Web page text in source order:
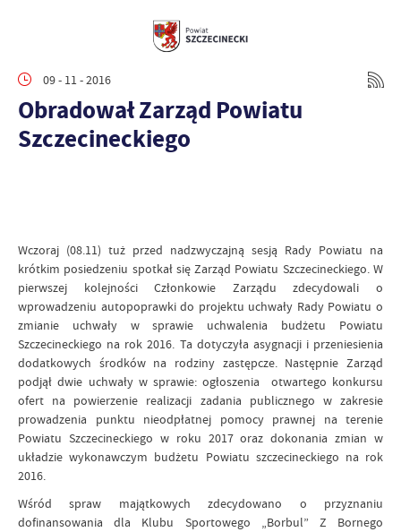
09 - 11 - 2016
Obradował Zarząd Powiatu
Szczecineckiego
Wczoraj (08.11) tuż przed nadzwyczajną sesją Rady Powiatu na
krótkim posiedzeniu spotkał się Zarząd Powiatu Szczecineckiego. W
pierwszej kolejności Członkowie Zarządu zdecydowali o
wprowadzeniu autopoprawki do projektu uchwały Rady Powiatu o
zmianie uchwały w sprawie uchwalenia budżetu Powiatu
Szczecineckiego na rok 2016. Ta dotyczyła asygnacji i przeniesienia
dodatkowych środków na rodziny zastępcze. Następnie Zarząd
podjął dwie uchwały w sprawie: ogłoszenia otwartego konkursu
ofert na powierzenie realizacji zadania publicznego w zakresie
prowadzenia punktu nieodpłatnej pomocy prawnej na terenie
Powiatu Szczecineckiego w roku 2017 oraz dokonania zmian w
układzie wykonawczym budżetu Powiatu szczecineckiego na rok
2016.
Wśród spraw majątkowych zdecydowano o przyznaniu
dofinansowania dla Klubu Sportowego „Borbul” Z Bornego